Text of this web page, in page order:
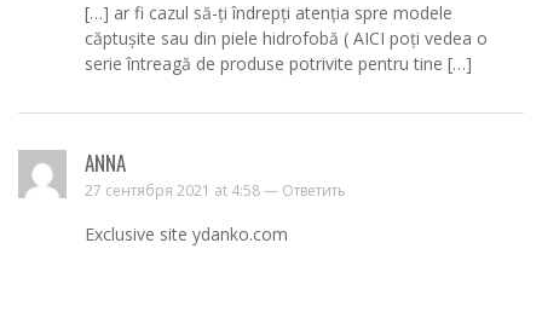
[…] ar fi cazul să-ți îndrepți atenția spre modele
căptușite sau din piele hidrofobă ( AICI poți vedea o
serie întreagă de produse potrivite pentru tine […]
ANNA
27 сентября 2021 at 4:58 — Ответить
Exclusive site ydanko.com